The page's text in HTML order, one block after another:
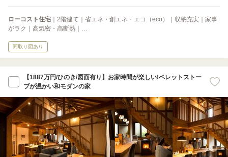
ローコスト住宅 ｜2階建て｜省エネ・創エネ・エコ（eco）｜収納充実｜家事
がラク｜高気密・高断熱｜…
間取り図あり
【1887万円/ひのき/図面有り】お家時間が楽しい!ペレットストー
ブが温かい和モダンの家